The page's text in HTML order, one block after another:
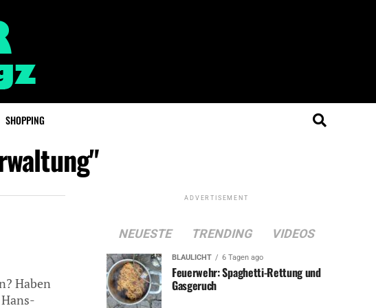
SHOPPING
Haben
ADVERTISEMENT
NEUESTE TRENDING VIDEOS
BLAULICHT 6 Tagen ago
Feuerwehr: Spaghetti-Rettung und
Gasgeruch